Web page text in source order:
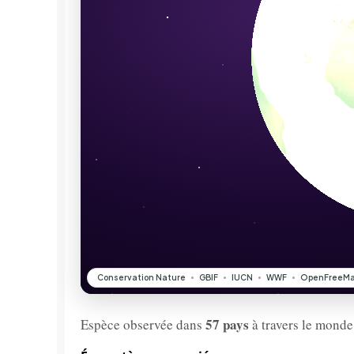
Espèce observée dans 57 pays à travers le